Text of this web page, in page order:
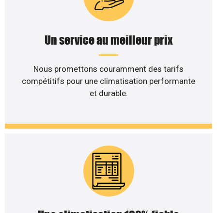
Un service au meilleur prix
Nous promettons couramment des tarifs
compétitifs pour une climatisation performante
et durable.